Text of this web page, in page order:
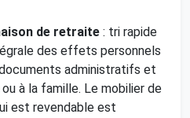
de retraite : tri rapide
des effets personnels
administratifs et
à la famille. Le mobilier de
est revendable est